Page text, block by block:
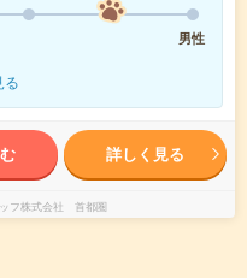
男性
る
詳しく見る
フ株式会社 首都圏